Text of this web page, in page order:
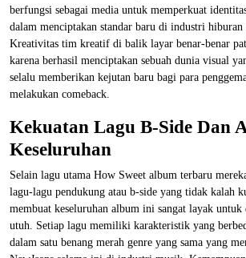
berfungsi sebagai media untuk memperkuat
dalam menciptakan standar baru di industri hiburan
Kreativitas tim kreatif di balik layar benar-benar
karena berhasil menciptakan sebuah dunia visual
selalu memberikan kejutan baru bagi para
melakukan comeback.
Kekuatan Lagu B-Side Dan
Keseluruhan
Selain lagu utama How Sweet album terbaru
lagu-lagu pendukung atau b-side yang tidak kalah
membuat keseluruhan album ini sangat layak untuk
utuh. Setiap lagu memiliki karakteristik yang
dalam satu benang merah genre yang sama yang